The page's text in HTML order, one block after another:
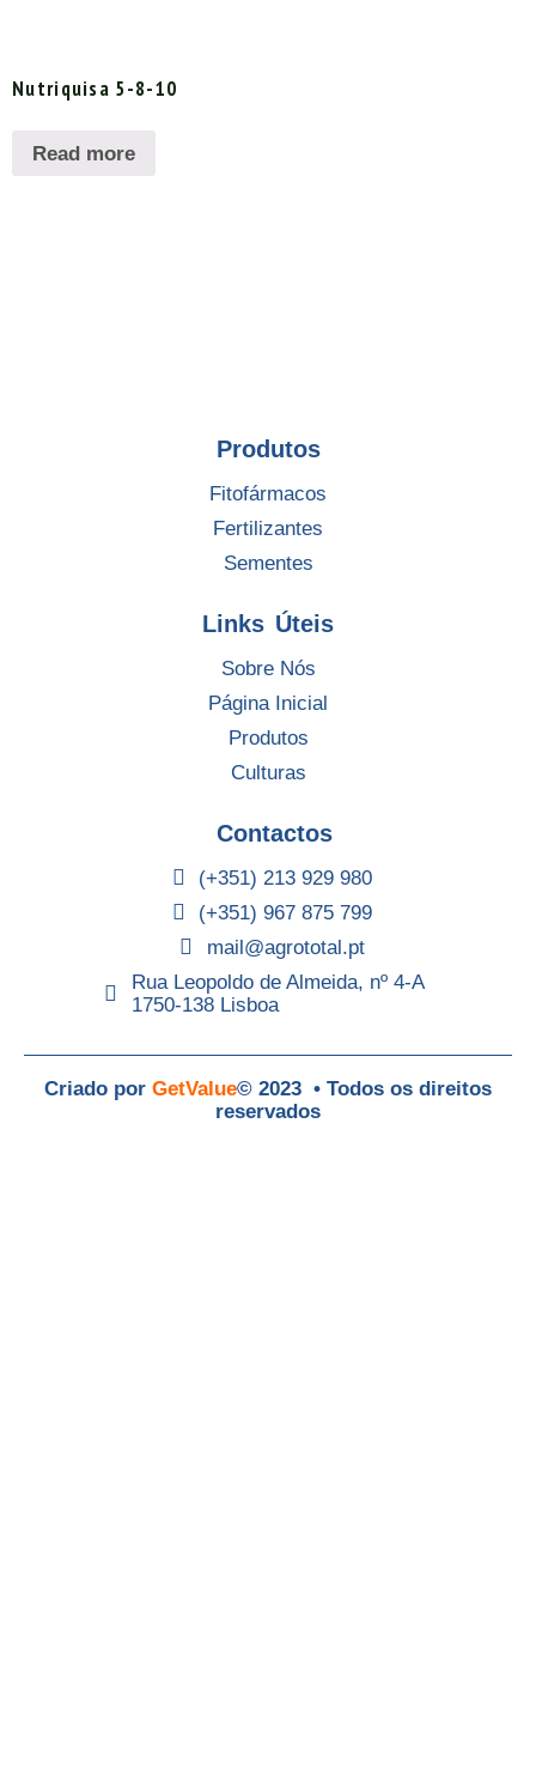
Nutriquisa 5-8-10
Read more
Produtos
Fitofármacos
Fertilizantes
Sementes
Links Úteis
Sobre Nós
Página Inicial
Produtos
Culturas
Contactos
(+351) 213 929 980
(+351) 967 875 799
mail@agrototal.pt
Rua Leopoldo de Almeida, nº 4-A
1750-138 Lisboa
Criado por GetValue© 2023 • Todos os direitos
reservados